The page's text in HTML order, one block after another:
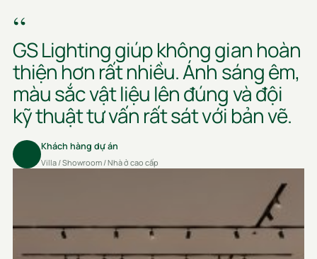
“
GS Lighting giúp không gian hoàn
thiện hơn rất nhiều. Ánh sáng êm,
màu sắc vật liệu lên đúng và đội
kỹ thuật tư vấn rất sát với bản vẽ.
Khách hàng dự án
Villa / Showroom / Nhà ở cao cấp